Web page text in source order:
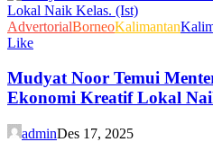
AdvertorialBorneoKalimantan
Like
Mudyat Noor Temui
Ekonomi Kreatif Lokal
adminDes 17, 2025